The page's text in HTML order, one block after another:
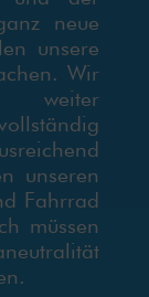
neue
unsere
Wir
weiter
unseren
Fahrrad
müssen